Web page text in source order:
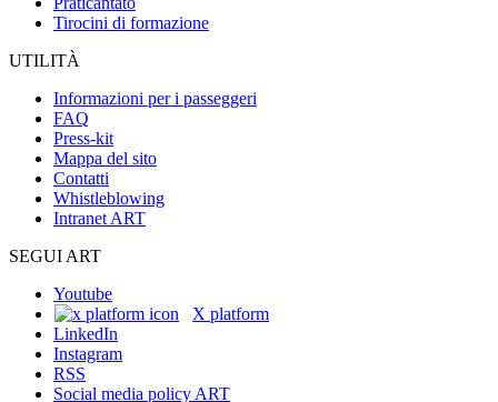
Tirocini di formazione
UTILITÀ
Informazioni per i passeggeri
FAQ
Press-kit
Mappa del sito
Contatti
Whistleblowing
Intranet ART
SEGUI ART
Youtube
X platform
LinkedIn
Instagram
RSS
Social media policy ART